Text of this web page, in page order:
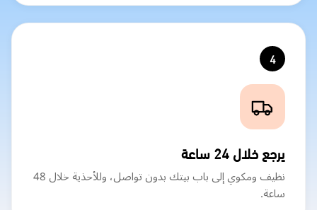
4
يرجع خلال 24 ساعة
نظيف ومكوي إلى باب بيتك بدون تواصل، وللأحذية خلال 48
ساعة.